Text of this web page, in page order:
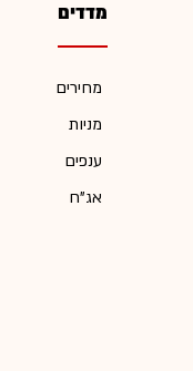
מדדים
מחירים
מניות
ענפים
אג"ח